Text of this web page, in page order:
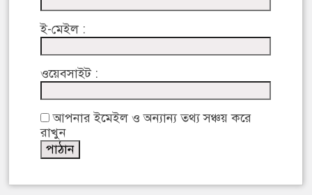
ই-মেইল :
ওয়েবসাইট :
আপনার ইমেইল ও অন্যান্য তথ্য সঞ্চয় করে
রাখুন